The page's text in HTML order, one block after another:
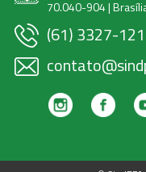
70.040-904 |
(61) 3327-